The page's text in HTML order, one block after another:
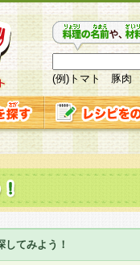
(例)トマト 豚肉
てみよう！